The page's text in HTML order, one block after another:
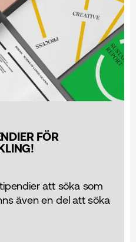
FÖR
att söka som
även en del att söka